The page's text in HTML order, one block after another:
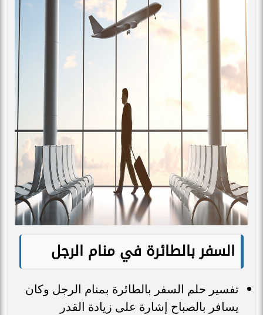
السفر بالطائرة في منام الرجل
تفسير حلم السفر بالطائرة بمنام الرجل وكان
يسافر بالصباح إشارة على زيادة القدر